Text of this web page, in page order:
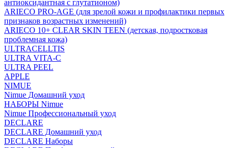
антиоксидантная с глутатионом)
ARIECO PRO-AGE (для зрелой кожи и профилактики первых
признаков возрастных изменений)
ARIECO 10+ CLEAR SKIN TEEN (детская, подростковая
проблемная кожа)
ULTRACELLTIS
ULTRA VITA-C
ULTRA PEEL
APPLE
NIMUE
Nimue Домашний уход
НАБОРЫ Nimue
Nimue Профессиональный уход
DECLARE
DECLARE Домашний уход
DECLARE Наборы